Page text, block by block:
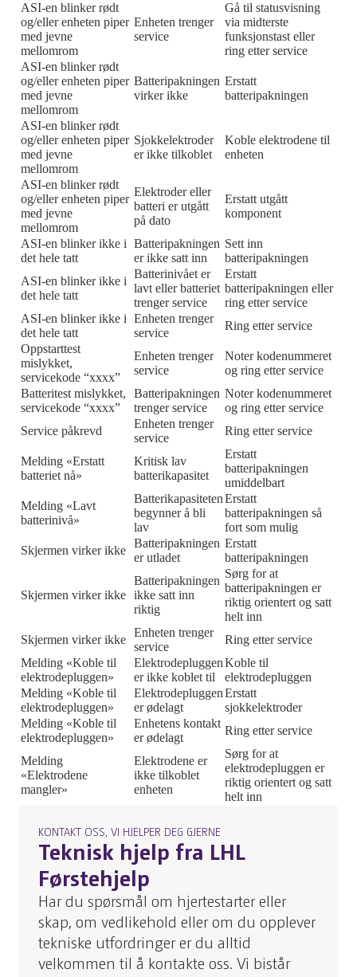
ASI-en blinker rødt
og/eller enheten piper
med jevne
mellomrom
Enheten trenger
service
Gå til statusvisning
via midterste
funksjonstast eller
ring etter service
ASI-en blinker rødt
og/eller enheten piper
med jevne
mellomrom
Batteripakningen
virker ikke
Erstatt
batteripakningen
ASI-en blinker rødt
og/eller enheten piper
med jevne
mellomrom
Sjokkelektroder
er ikke tilkoblet
Koble elektrodene til
enheten
ASI-en blinker rødt
og/eller enheten piper
med jevne
mellomrom
Elektroder eller
batteri er utgått
på dato
Erstatt utgått
komponent
ASI-en blinker ikke i
det hele tatt
Batteripakningen
er ikke satt inn
Sett inn
batteripakningen
ASI-en blinker ikke i
det hele tatt
Batterinivået er
lavt eller batteriet
trenger service
Erstatt
batteripakningen eller
ring etter service
ASI-en blinker ikke i
det hele tatt
Enheten trenger
service
Ring etter service
Oppstarttest
mislykket,
servicekode “xxxx”
Enheten trenger
service
Noter kodenummeret
og ring etter service
Batteritest mislykket,
servicekode “xxxx”
Batteripakningen
trenger service
Noter kodenummeret
og ring etter service
Service påkrevd
Enheten trenger
service
Ring etter service
Melding «Erstatt
batteriet nå»
Kritisk lav
batterikapasitet
Erstatt
batteripakningen
umiddelbart
Melding «Lavt
batterinivå»
Batterikapasiteten
begynner å bli
lav
Erstatt
batteripakningen så
fort som mulig
Skjermen virker ikke
Batteripakningen
er utladet
Erstatt
batteripakningen
Skjermen virker ikke
Batteripakningen
ikke satt inn
riktig
Sørg for at
batteripakningen er
riktig orientert og satt
helt inn
Skjermen virker ikke
Enheten trenger
service
Ring etter service
Melding «Koble til
elektrodepluggen»
Elektrodepluggen
er ikke koblet til
Koble til
elektrodepluggen
Melding «Koble til
elektrodepluggen»
Elektrodepluggen
er ødelagt
Erstatt
sjokkelektroder
Melding «Koble til
elektrodepluggen»
Enhetens kontakt
er ødelagt
Ring etter service
Melding
«Elektrodene
mangler»
Elektrodene er
ikke tilkoblet
enheten
Sørg for at
elektrodepluggen er
riktig orientert og satt
helt inn
KONTAKT OSS, VI HJELPER DEG GJERNE
Teknisk hjelp fra LHL
Førstehjelp
Har du spørsmål om hjertestarter eller
skap, om vedlikehold eller om du opplever
tekniske utfordringer er du alltid
velkommen til å kontakte oss. Vi bistår